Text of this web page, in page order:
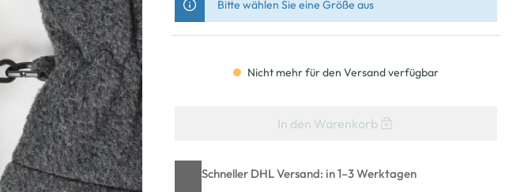
Bitte wählen Sie eine Größe aus
Nicht mehr für den Versand verfügbar
In den Warenkorb
Schneller DHL Versand: in 1–3 Werktagen